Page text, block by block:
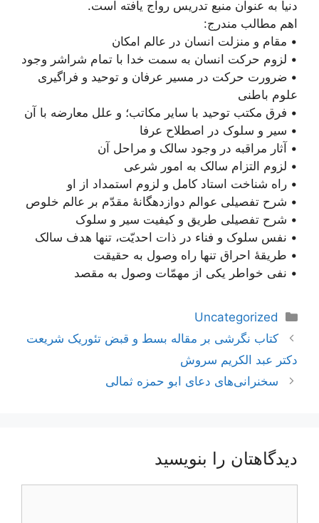
دنیا به عنوان منبع تدریس رواج یافته است.
اهم مطالب مندرج:
• مقام و منزلت انسان در عالم امكان
• لزوم حرکت انسان به سمت خدا با تمام شراشر وجود
• ضرورت حركت در مسير عرفان و توحيد و فراگیری
علوم باطنی
• فرق مكتب توحيد با ساير مكاتب؛ و علل معارضه با آن
• سیر و سلوک در اصطلاح عرفا
• آثار مراقبه در وجود سالک و مراحل آن
• لزوم التزام سالک به امور شرعی
• راه شناخت استاد کامل و لزوم استمداد از او
• شرح تفصيلى عوالم دوازدهگانۀ مقدّم بر عالم خلوص
• شرح تفصیلی طریق و کیفیت سیر و سلوک
• نفس سلوک و فناء در ذات احديّت، تنها هدف سالک
• طریقۀ احراق تنها راه وصول به حقیقت
• نفی خواطر یکی از مهمّات وصول به مقصد
دسته‌ها
Uncategorized
ناوبری
نوشته‌ها
کتاب نگرشی بر مقاله بسط و قبض تئوریک شریعت
دکتر عبد الکریم سروش
سخنرانی‌های دعای ابو حمزه ثمالی
دیدگاهتان را بنویسید